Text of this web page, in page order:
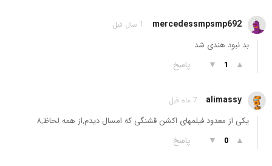
mercedessmpsmp692 1 سال قبل
بد نبود.هندی شد
▲
1
▼ پاسخ
alimassy 7 ماه قبل
یکی از معدود فیلمهای اکشن قشنگی که امسال دیدم,از همه لحاظ,۸
▲
0
▼ پاسخ